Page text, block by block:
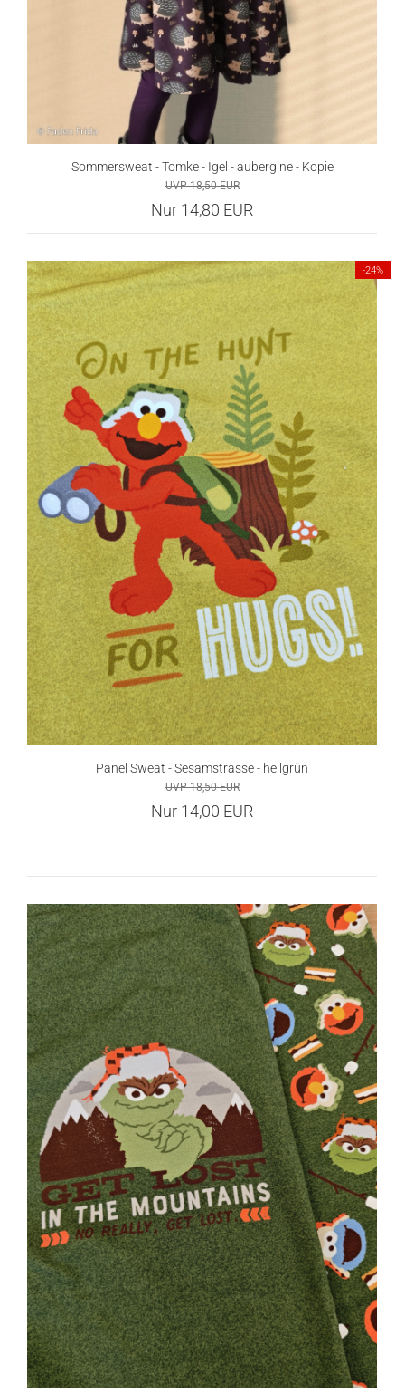
Sommersweat - Tomke - Igel - aubergine - Kopie
UVP 18,50 EUR
Nur 14,80 EUR
-24%
Panel Sweat - Sesamstrasse - hellgrün
UVP 18,50 EUR
Nur 14,00 EUR